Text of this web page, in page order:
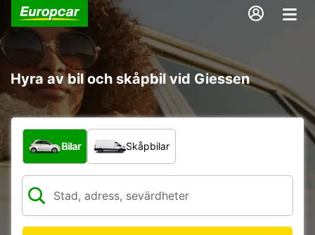
Hyra av bil och skåpbil vid Giessen
Vilken typ av fordon?
Bilar Skåpbilar